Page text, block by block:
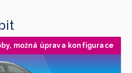
Doporučujeme
možná úprava konfigurace